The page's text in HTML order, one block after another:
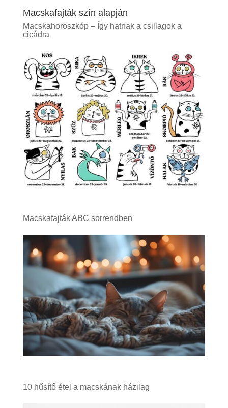
Macskafajták szín alapján
Macskahoroszkóp – Így hatnak a csillagok a
cicádra
Macskafajták ABC sorrendben
10 hűsítő étel a macskának házilag